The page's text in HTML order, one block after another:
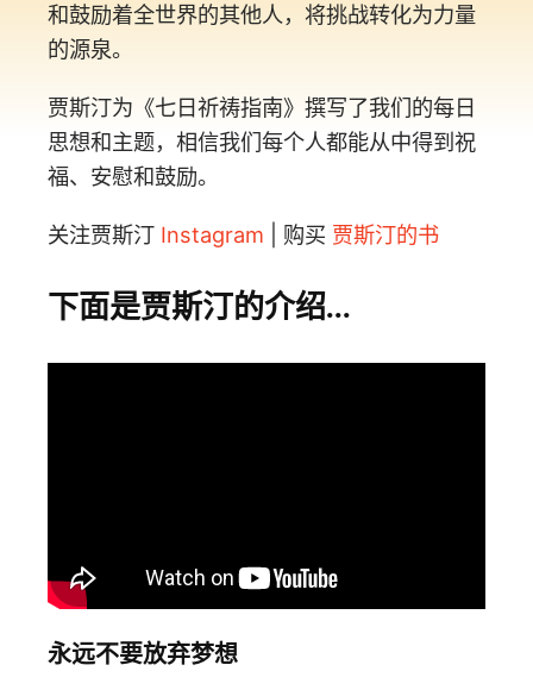
和鼓励着全世界的其他人，将挑战转化为力量
的源泉。
贾斯汀为《七日祈祷指南》撰写了我们的每日
思想和主题，相信我们每个人都能从中得到祝
福、安慰和鼓励。
关注贾斯汀 Instagram | 购买 贾斯汀的书
下面是贾斯汀的介绍...
永远不要放弃梦想